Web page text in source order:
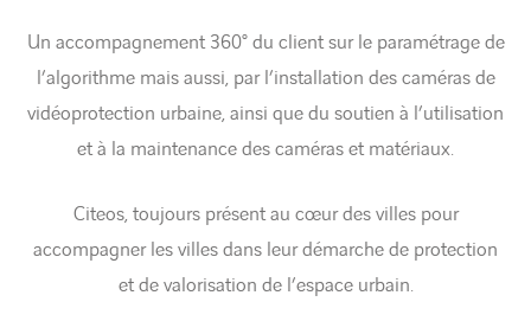
Un accompagnement 360° du client sur le paramétrage de
l’algorithme mais aussi, par l’installation des caméras de
vidéoprotection urbaine, ainsi que du soutien à l’utilisation
et à la maintenance des caméras et matériaux.
Citeos, toujours présent au cœur des villes pour
accompagner les villes dans leur démarche de protection
et de valorisation de l’espace urbain.